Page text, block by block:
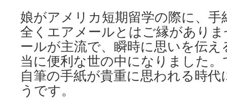
娘がアメリカ短期留学の際に、
全くエアメールとはご縁があり
ールが主流で、瞬時に思いを伝
当に便利な世の中になりました
自筆の手紙が貴重に思われる時
うです。